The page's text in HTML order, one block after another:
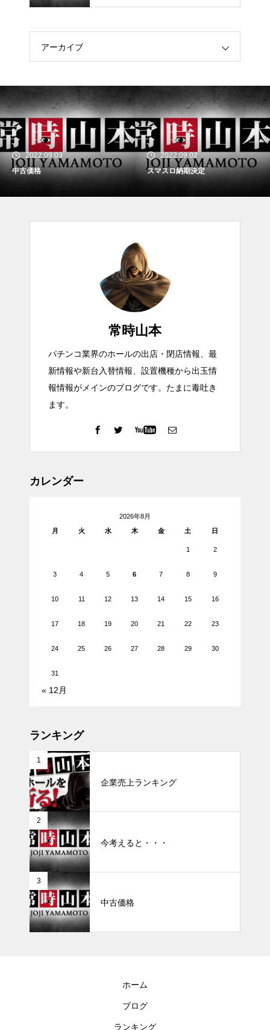
アーカイブ
2022.09.03
中古価格
2022.09.02
スマスロ納期決定
常時山本
パチンコ業界のホールの出店・閉店情報、最
新情報や新台入替情報、設置機種から出玉情
報情報がメインのブログです。たまに毒吐き
ます。
カレンダー
2026年8月
月
火 水 木 金 土 日
1 2
3 4 5 6 7 8 9
10 11 12 13 14 15 16
17 18 19 20 21 22 23
24 25 26 27 28 29 30
31
« 12月
ランキング
1
企業売上ランキング
2
今考えると・・・
3
中古価格
ホーム
ブログ
ランキング